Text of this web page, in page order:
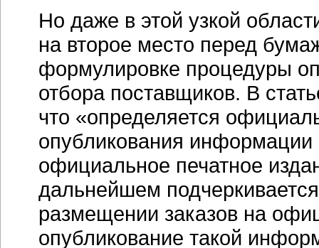
Но даже в этой узкой
на второе место перед
формулировке процедуры
отбора поставщиков. В
что «определяется
опубликования
официальное печатное
дальнейшем
размещении заказов на
опубликование такой